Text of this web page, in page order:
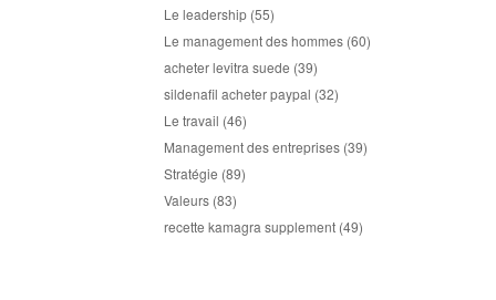
Le leadership (55)
Le management des hommes (60)
acheter levitra suede (39)
sildenafil acheter paypal (32)
Le travail (46)
Management des entreprises (39)
Stratégie (89)
Valeurs (83)
recette kamagra supplement (49)